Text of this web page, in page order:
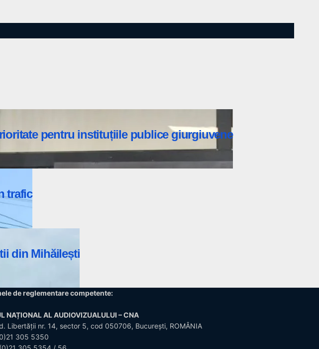
pentru instituțiile publice giurgiuvene
trafic
din Mihăilești
de reglementare competente:
NAȚIONAL AL AUDIOVIZUALULUI – CNA
Libertății nr. 14, sector 5, cod 050706, București, ROMÂNIA
305 5350